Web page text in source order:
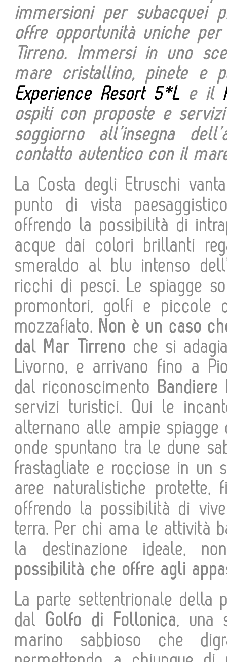
immersioni per subacquei
offre opportunità uniche
Tirreno. Immersi in uno
mare cristallino, pinete e
Experience Resort 5*L e il
ospiti con proposte e
soggiorno all’insegna
contatto autentico con il
La Costa degli Etruschi
punto di vista
offrendo la possibilità di
acque dai colori brillanti
smeraldo al blu intenso
ricchi di pesci. Le spiagge
promontori, golfi e piccole
mozzafiato. Non è un caso
dal Mar Tirreno che si
Livorno, e arrivano fino a
dal riconoscimento
servizi turistici. Qui le
alternano alle ampie
onde spuntano tra le dune
frastagliate e rocciose in un
aree naturalistiche
offrendo la possibilità di
terra. Per chi ama le attività
la destinazione ideale,
possibilità che offre agli
La parte settentrionale della
dal Golfo di Follonica, una
marino sabbioso che